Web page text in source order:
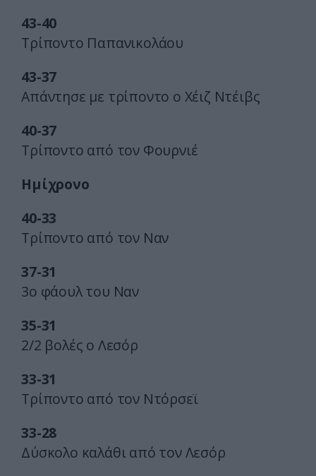
43-40
Τρίποντο Παπανικολάου
43-37
Απάντησε με τρίποντο ο Χέιζ Ντέιβς
40-37
Τρίποντο από τον Φουρνιέ
Ημίχρονο
40-33
Τρίποντο από τον Ναν
37-31
3ο φάουλ του Ναν
35-31
2/2 βολές ο Λεσόρ
33-31
Τρίποντο από τον Ντόρσεϊ
33-28
Δύσκολο καλάθι από τον Λεσόρ